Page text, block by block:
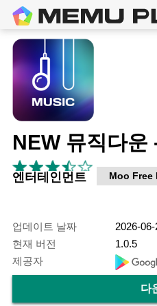
엔터테인먼트 Moo Free
업데이트 날짜
2026-06-
현재 버전
1.0.5
제공자
다